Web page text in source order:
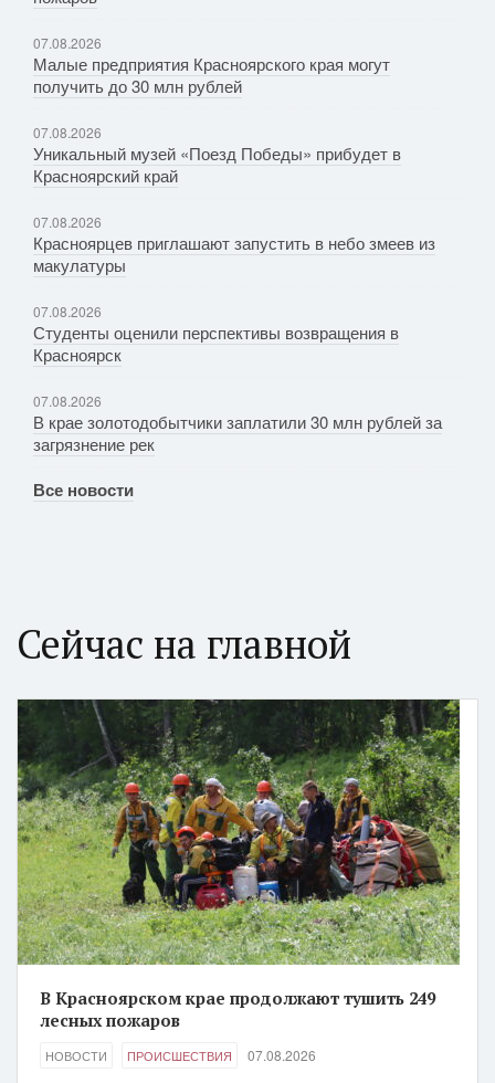
07.08.2026
Малые предприятия Красноярского края могут
получить до 30 млн рублей
07.08.2026
Уникальный музей «Поезд Победы» прибудет в
Красноярский край
07.08.2026
Красноярцев приглашают запустить в небо змеев из
макулатуры
07.08.2026
Студенты оценили перспективы возвращения в
Красноярск
07.08.2026
В крае золотодобытчики заплатили 30 млн рублей за
загрязнение рек
Все новости
Сейчас на главной
В Красноярском крае продолжают тушить 249
лесных пожаров
НОВОСТИ ПРОИСШЕСТВИЯ 07.08.2026